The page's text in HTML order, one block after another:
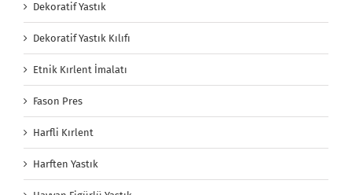
Dekoratif Yastık
Dekoratif Yastık Kılıfı
Etnik Kırlent İmalatı
Fason Pres
Harfli Kırlent
Harften Yastık